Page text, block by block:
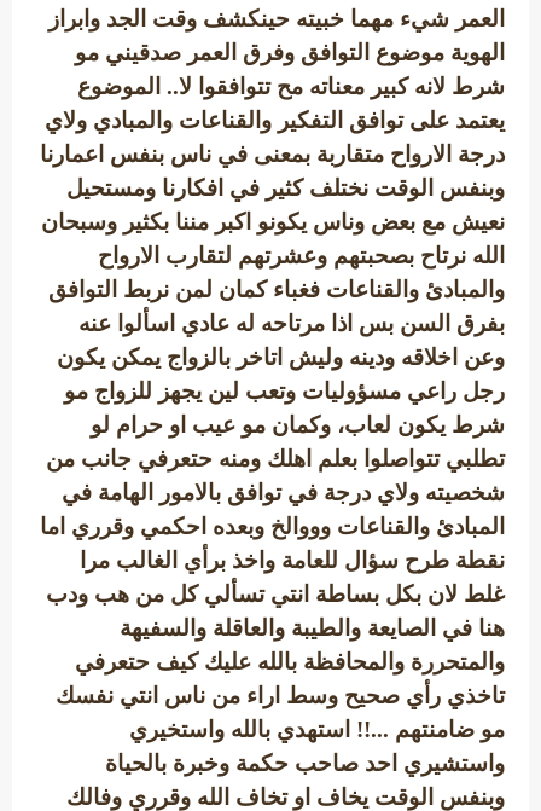
العمر شيء مهما خبيته حينكشف وقت الجد وابراز
الهوية موضوع التوافق وفرق العمر صدقيني مو
شرط لانه كبير معناته مح تتوافقوا لا.. الموضوع
يعتمد على توافق التفكير والقناعات والمبادي ولاي
درجة الارواح متقاربة بمعنى في ناس بنفس اعمارنا
وبنفس الوقت نختلف كثير في افكارنا ومستحيل
نعيش مع بعض وناس يكونو اكبر مننا بكثير وسبحان
الله نرتاح بصحبتهم وعشرتهم لتقارب الارواح
والمبادئ والقناعات فغباء كمان لمن نربط التوافق
بفرق السن بس اذا مرتاحه له عادي اسألوا عنه
وعن اخلاقه ودينه وليش اتاخر بالزواج يمكن يكون
رجل راعي مسؤوليات وتعب لين يجهز للزواج مو
شرط يكون لعاب، وكمان مو عيب او حرام لو
تطلبي تتواصلوا بعلم اهلك ومنه حتعرفي جانب من
شخصيته ولاي درجة في توافق بالامور الهامة في
المبادئ والقناعات وووالخ وبعده احكمي وقرري اما
نقطة طرح سؤال للعامة واخذ برأي الغالب مرا
غلط لان بكل بساطة انتي تسألي كل من هب ودب
هنا في الصايعة والطيبة والعاقلة والسفيهة
والمتحررة والمحافظة بالله عليك كيف حتعرفي
تاخذي رأي صحيح وسط اراء من ناس انتي نفسك
مو ضامنتهم ...!! استهدي بالله واستخيري
واستشيري احد صاحب حكمة وخبرة بالحياة
وبنفس الوقت يخاف او تخاف الله وقرري وفالك